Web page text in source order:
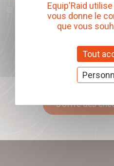
J'accepte que l'ouverture des
comprendre les sujets qui
proposés. Ce choix est modifiable à
mon inscription.
Offrez
cadeaux
J'offre des
Equip'Raid
vous donne le
que vous
Tout